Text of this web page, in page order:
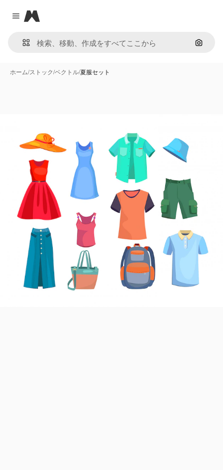
Close menu
Magnific
画像で
ホーム/ストック/ベクトル/夏服セット